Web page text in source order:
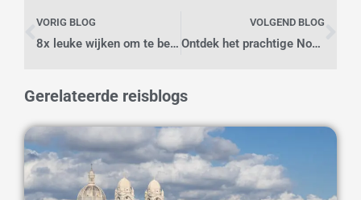
VORIG BLOG
8x leuke wijken om te bezoeken in Seoul, Zuid-Korea
VOLGEND BLOG
Ontdek het prachtige Noorwegen per postboot
Gerelateerde reisblogs